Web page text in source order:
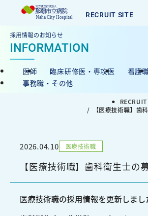
RECRUIT SITE
募集職種
働く環境・制度
CONTACT
採用情報のお知らせ
医師 臨床研修医・専攻医 看護
事務職・その他
【医療技術職】歯
2026.04.10 医療技術職
【医療技術職】歯科衛生士の
医療技術職の採用情報を更新しまし